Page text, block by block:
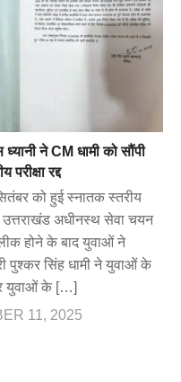
ने CM धामी को सौंपी
रद्द
को हुई स्नातक स्तरीय
उत्तराखंड अधीनस्थ सेवा चयन
होने के बाद युवाओं ने
पुश्कर सिंह धामी ने युवाओं के
युवाओं के […]
11, 2025